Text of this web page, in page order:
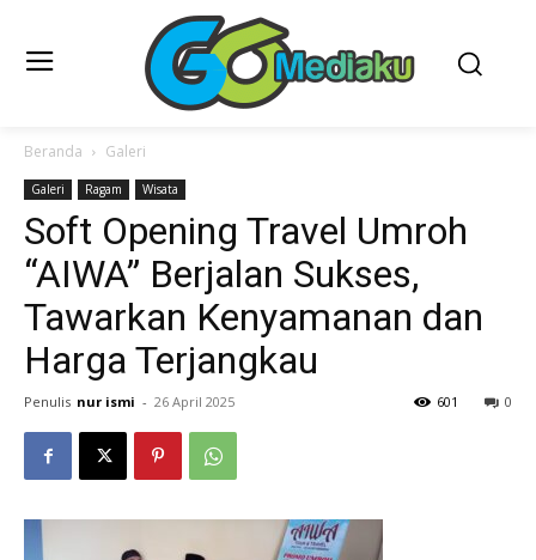
Beranda Galeri
Galeri Ragam Wisata
Soft Opening Travel Umroh
“AIWA” Berjalan Sukses,
Tawarkan Kenyamanan dan
Harga Terjangkau
Penulis nur ismi - 26 April 2025 0
601